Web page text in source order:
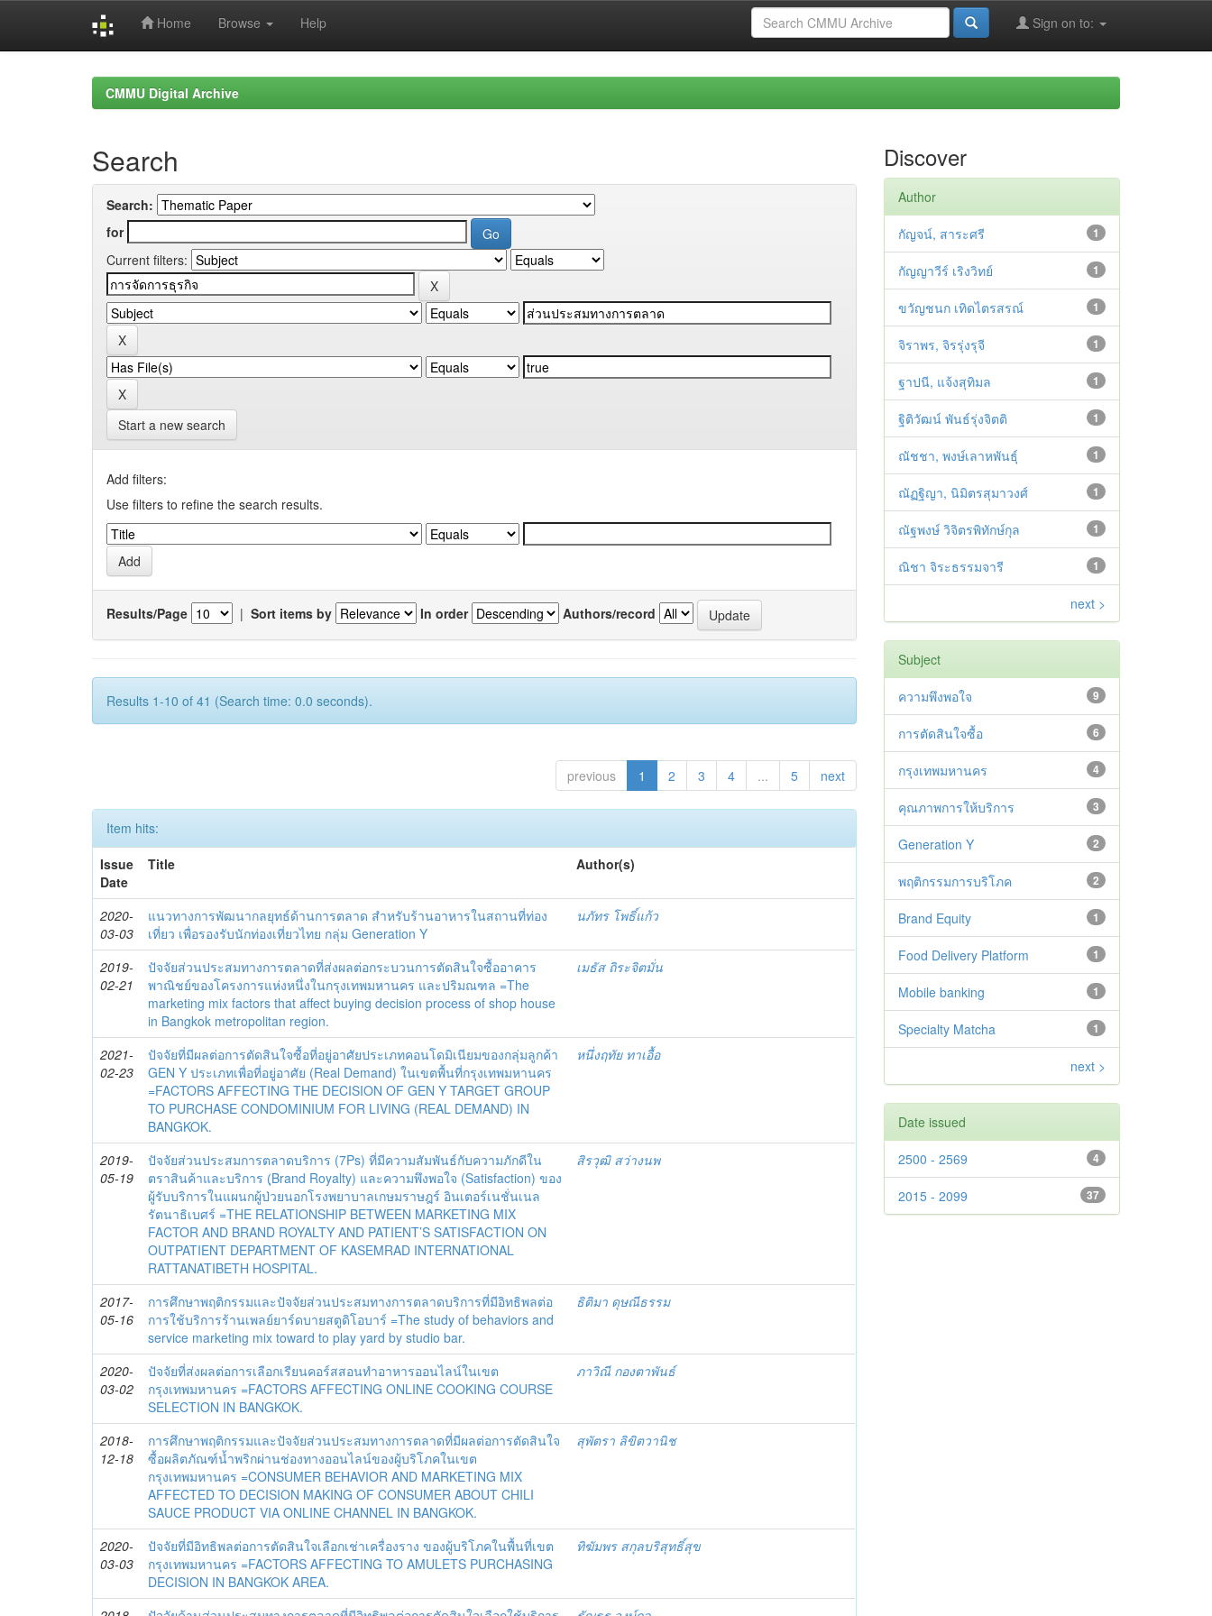
Home Browse Help Sign on to:
CMMU Digital Archive
Search
Search:
for
Current filters:
Start a new search
Add filters:
Use filters to refine the search results.
Results/Page | Sort items by In order Authors/record
Results 1-10 of 41 (Search time: 0.0 seconds).
previous 1 2 3 4 ... 5 next
Item hits:
Issue
Date
Title Author(s)
2020-
03-03
แนวทางการพัฒนากลยุทธ์ด้านการตลาด สำหรับร้านอาหารในสถานที่ท่อง
เที่ยว เพื่อรองรับนักท่องเที่ยวไทย กลุ่ม Generation Y
นภัทร โพธิ์แก้ว
2019-
02-21
ปัจจัยส่วนประสมทางการตลาดที่ส่งผลต่อกระบวนการตัดสินใจซื้ออาคาร
พาณิชย์ของโครงการแห่งหนึ่งในกรุงเทพมหานคร และปริมณฑล =The
marketing mix factors that affect buying decision process of shop house
in Bangkok metropolitan region.
เมธัส ถิระจิตมั่น
2021-
02-23
ปัจจัยที่มีผลต่อการตัดสินใจซื้อที่อยู่อาศัยประเภทคอนโดมิเนียมของกลุ่มลูกค้า
GEN Y ประเภทเพื่อที่อยู่อาศัย (Real Demand) ในเขตพื้นที่กรุงเทพมหานคร
=FACTORS AFFECTING THE DECISION OF GEN Y TARGET GROUP
TO PURCHASE CONDOMINIUM FOR LIVING (REAL DEMAND) IN
BANGKOK.
หนึ่งฤทัย ทาเอื้อ
2019-
05-19
ปัจจัยส่วนประสมการตลาดบริการ (7Ps) ที่มีความสัมพันธ์กับความภักดีใน
ตราสินค้าและบริการ (ฺBrand Royalty) และความพึงพอใจ (Satisfaction) ของ
ผู้รับบริการในแผนกผู้ป่วยนอกโรงพยาบาลเกษมราษฎร์ อินเตอร์เนชั่นเนล
รัตนาธิเบศร์ =THE RELATIONSHIP BETWEEN MARKETING MIX
FACTOR AND BRAND ROYALTY AND PATIENT’S SATISFACTION ON
OUTPATIENT DEPARTMENT OF KASEMRAD INTERNATIONAL
RATTANATIBETH HOSPITAL.
สิรวุฒิ สว่างนพ
2017-
05-16
การศึกษาพฤติกรรมและปัจจัยส่วนประสมทางการตลาดบริการที่มีอิทธิพลต่อ
การใช้บริการร้านเพลย์ยาร์ดบายสตูดิโอบาร์ =The study of behaviors and
service marketing mix toward to play yard by studio bar.
ธิติมา ดุษณีธรรม
2020-
03-02
ปัจจัยที่ส่งผลต่อการเลือกเรียนคอร์สสอนทำอาหารออนไลน์ในเขต
กรุงเทพมหานคร =FACTORS AFFECTING ONLINE COOKING COURSE
SELECTION IN BANGKOK.
ภาวิณี กองตาพันธ์
2018-
12-18
การศึกษาพฤติกรรมและปัจจัยส่วนประสมทางการตลาดที่มีผลต่อการตัดสินใจ
ซื้อผลิตภัณฑ์น้ำพริกผ่านช่องทางออนไลน์ของผู้บริโภคในเขต
กรุงเทพมหานคร =CONSUMER BEHAVIOR AND MARKETING MIX
AFFECTED TO DECISION MAKING OF CONSUMER ABOUT CHILI
SAUCE PRODUCT VIA ONLINE CHANNEL IN BANGKOK.
สุพัตรา ลิขิตวานิช
2020-
03-03
ปัจจัยที่มีอิทธิพลต่อการตัดสินใจเลือกเช่าเครื่องราง ของผู้บริโภคในพื้นที่เขต
กรุงเทพมหานคร =FACTORS AFFECTING TO AMULETS PURCHASING
DECISION IN BANGKOK AREA.
ทิฆัมพร สกุลบริสุทธิ์สุข
Discover
Author
1
กัญจน์, สาระศรี
1
กัญญาวีร์ เริงวิทย์
1
ขวัญชนก เทิดไตรสรณ์
1
จิราพร, จิรรุ่งรุจี
1
ฐาปนี, แจ้งสุทิมล
1
ฐิติวัฒน์ พันธ์รุ่งจิตติ
1
ณัชชา, พงษ์เลาหพันธุ์
1
ณัฏฐิญา, นิมิตรสุมาวงศ์
1
ณัฐพงษ์ วิจิตรพิทักษ์กุล
1
ณิชา จิระธรรมจารี
next >
Subject
9
ความพึงพอใจ
6
การตัดสินใจซื้อ
4
กรุงเทพมหานคร
3
คุณภาพการให้บริการ
2
Generation Y
2
พฤติกรรมการบริโภค
1
Brand Equity
1
Food Delivery Platform
1
Mobile banking
1
Specialty Matcha
next >
Date issued
4
2500 - 2569
37
2015 - 2099